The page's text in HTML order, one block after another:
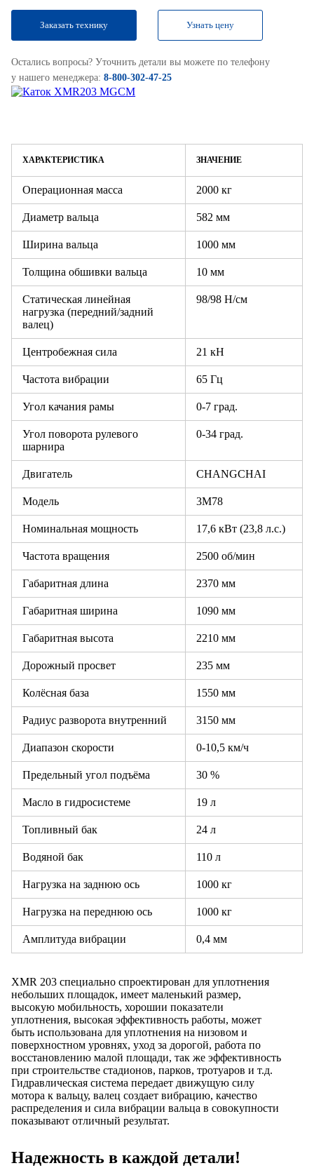
Заказать технику Узнать цену
Остались вопросы? Уточнить детали вы можете по телефону
у нашего менеджера:8-800-302-47-25
ХАРАКТЕРИСТИКА ЗНАЧЕНИЕ
Операционная масса 2000 кг
Диаметр вальца 582 мм
Ширина вальца 1000 мм
Толщина обшивки вальца 10 мм
Статическая линейная
нагрузка (передний/задний
валец)
98/98 Н/см
Центробежная сила 21 кН
Частота вибрации 65 Гц
Угол качания рамы 0-7 град.
Угол поворота рулевого
шарнира
0-34 град.
Двигатель CHANGCHAI
Модель 3M78
Номинальная мощность 17,6 кВт (23,8 л.с.)
Частота вращения 2500 об/мин
Габаритная длина 2370 мм
Габаритная ширина 1090 мм
Габаритная высота 2210 мм
Дорожный просвет 235 мм
Колёсная база 1550 мм
Радиус разворота внутренний 3150 мм
Диапазон скорости 0-10,5 км/ч
Предельный угол подъёма 30 %
Масло в гидросистеме 19 л
Топливный бак 24 л
Водяной бак 110 л
Нагрузка на заднюю ось 1000 кг
Нагрузка на переднюю ось 1000 кг
Амплитуда вибрации 0,4 мм
XMR 203 специально спроектирован для уплотнения
небольших площадок, имеет маленький размер,
высокую мобильность, хорошии показатели
уплотнения, высокая эффективность работы, может
быть использована для уплотнения на низовом и
поверхностном уровнях, уход за дорогой, работа по
восстановлению малой площади, так же эффективность
при строительстве стадионов, парков, тротуаров и т.д.
Гидравлическая система передает движущую силу
мотора к вальцу, валец создает вибрацию, качество
распределения и сила вибрации вальца в совокупности
показывают отличный результат.
Надежность в каждой детали!